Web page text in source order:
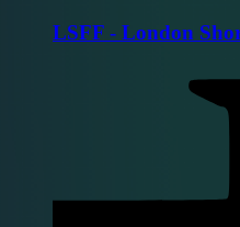
LSFF - London